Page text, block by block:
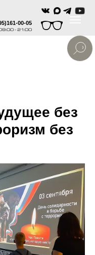
00-05
- 21:00
без
без